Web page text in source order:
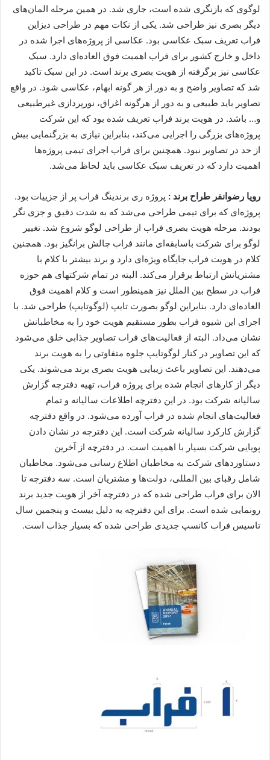
لوگوی که بازنگری شده است، جاری شد. در همین مرحله المان‌های
دیگر بصری نیز طراحی شد. یکی از نکات مهم در طراحی دیزاین
فراب تعریف سبک عکاسی بود. عکاسی از پروژه‌های اجرا شده در
داخل و خارج کشور برای فراب اهمیت فوق العاده‌ای دارد. سبک
عکاسی نیز برگرفته از هویت بصری برند است. در این سبک تاکید
شد که تصاویر واضح و به دور از هر گونه ابهام، عکاسی شود. در واقع
تصاویر باید طبیعی و به دور از هرگونه اغراق، نورپردازی غیرطبیعی
و… باشد. در هویت برند فراب تعریف شده بود که این شرکت
پروژه‌های بزرگی را اجرایی می‌کند، بنابراین نیازی به بزرگنمایی بیش
از حد در تصاویر نبود. همچنین برای فراب اجرای تیمی پروژه‌ها
اهمیت دارد که در تعریف سبک عکاسی باید لحاظ می‌شد.
رویا رضوانفر طراح برند : پروژه ری برندینگ فراب پر از جزییات بود.
پروژه‌ای که برای تیمی طراحی می‌شد که به شدت دقیق و جزی نگر
بودند. مرحله هویت بصری فراب از طراحی لوگو شروع شد. تغییر
لوگو برای شرکت باسابقه‌ای مانند فراب چالش برانگیز بود. همچنین
کلام در هویت فراب جایگاه ویژه‌ای دارد و برند بیشتر با کلام با
مشتریانش ارتباط برقرار می‌کند. البته در تمام شرکتهای هم حوزه
فراب در سطح بین الملل نیز همینطور است و کلام اهمیت فوق
العاده‌ای دارد. بنابراین لوگو بصورت تایپ (لوگوتایپ) طراحی شد. با
اجرای این شیوه فراب بطور مستقیم هویت خود را به مخاطبانش
نشان می‌داد. البته از فعالیت‌های فراب تصاویر جذابی خلق می‌شود
که این تصاویر در کنار لوگوتایپ جلوه متفاوتی را به هویت برند
می‌دهند. این تصاویر باعث زیبایی هویت بصری برند می‌شوند. یکی
دیگر از کارهای انجام شده برای پروژه فراب، تهیه دفترچه گزارش
سالیانه شرکت بود. در این دفترچه اطلاعات سالیانه و تمام
فعالیت‌های انجام شده در فراب آورده می‌شود. در واقع دفترچه
گزارش کارکرد سالیانه شرکت است. این دفترچه در نشان دادن
پویایی شرکت بسیار با اهمیت است. در دفترچه از آخرین
دستاوردهای شرکت به مخاطبان اطلاع رسانی می‌شود. مخاطبان
شامل رقبای بین المللی، دولت‌ها و مشتریان است. سه دفترچه تا
الان برای فراب طراحی شده که در دفترچه آخر از هویت جدید برند
رونمایی شده است. برای این دفترچه به دلیل بیست و پنجمین سال
تاسیس فراب کانسپ جدیدی طراحی شده که بسیار جذاب است.